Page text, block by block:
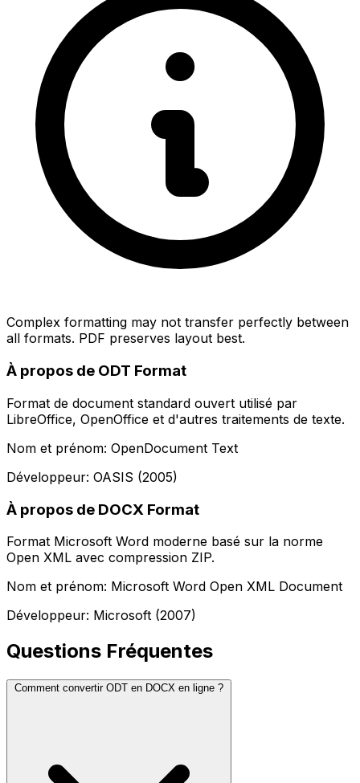
Complex formatting may not transfer perfectly between
all formats. PDF preserves layout best.
À propos de ODT Format
Format de document standard ouvert utilisé par
LibreOffice, OpenOffice et d'autres traitements de texte.
Nom et prénom: OpenDocument Text
Développeur: OASIS (2005)
À propos de DOCX Format
Format Microsoft Word moderne basé sur la norme
Open XML avec compression ZIP.
Nom et prénom: Microsoft Word Open XML Document
Développeur: Microsoft (2007)
Questions Fréquentes
Comment convertir ODT en DOCX en ligne ?